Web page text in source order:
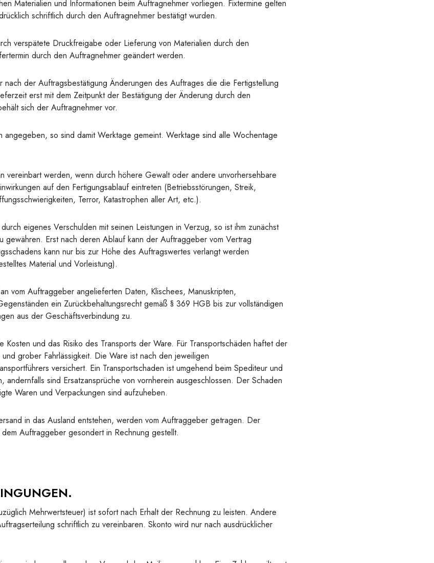
Materialien und Informationen beim Auftragnehmer vorliegen. Fixtermine gelten
schriftlich durch den Auftragnehmer bestätigt wurden.
verspätete Druckfreigabe oder Lieferung von Materialien durch den
durch den Auftragnehmer geändert werden.
der Auftragsbestätigung Änderungen des Auftrages die die Fertigstellung
erst mit dem Zeitpunkt der Bestätigung der Änderung durch den
sich der Auftragnehmer vor.
angegeben, so sind damit Werktage gemeint. Werktage sind alle Wochentage
vereinbart werden, wenn durch höhere Gewalt oder andere unvorhersehbare
auf den Fertigungsablauf eintreten (Betriebsstörungen, Streik,
Terror, Katastrophen aller Art, etc.).
eigenes Verschulden mit seinen Leistungen in Verzug, so ist ihm zunächst
gewähren. Erst nach deren Ablauf kann der Auftraggeber vom Vertrag
kann nur bis zur Höhe des Auftragswertes verlangt werden
Material und Vorleistung).
vom Auftraggeber angelieferten Daten, Klischees, Manuskripten,
ein Zurückbehaltungsrecht gemäß § 369 HGB bis zur vollständigen
aus der Geschäftsverbindung zu.
und das Risiko des Transports der Ware. Für Transportschäden haftet der
grober Fahrlässigkeit. Die Ware ist nach den jeweiligen
versichert. Ein Transportschaden ist umgehend beim Spediteur und
andernfalls sind Ersatzansprüche von vornherein ausgeschlossen. Der Schaden
Waren und Verpackungen sind aufzuheben.
in das Ausland entstehen, werden vom Auftraggeber getragen. Der
Auftraggeber gesondert in Rechnung gestellt.
Mehrwertsteuer) ist sofort nach Erhalt der Rechnung zu leisten. Andere
schriftlich zu vereinbaren. Skonto wird nur nach ausdrücklicher